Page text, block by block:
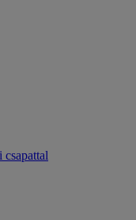
csapattal